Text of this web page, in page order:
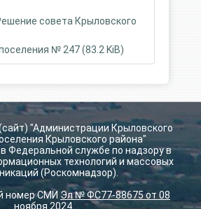
совета Крыловского
№ 247 (83.2 KiB)
"Администрации Крыловского
Крыловского района"
Федеральной службе по надзору в
технологий и массовых
(Роскомнадзор).
номер СМИ Эл № ФС77-88675 от 08
ноября 2024